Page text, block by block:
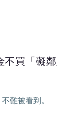
買「礙鄰
難被看到。